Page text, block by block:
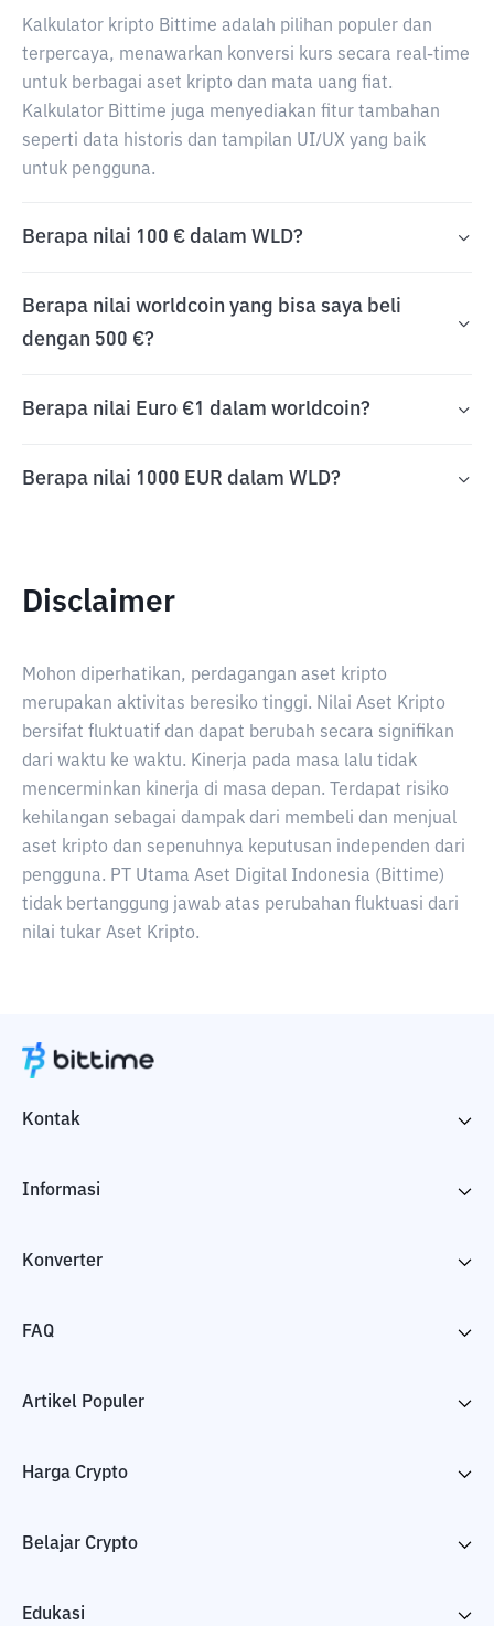
Kalkulator kripto Bittime adalah pilihan populer dan
terpercaya, menawarkan konversi kurs secara real-time
untuk berbagai aset kripto dan mata uang fiat.
Kalkulator Bittime juga menyediakan fitur tambahan
seperti data historis dan tampilan UI/UX yang baik
untuk pengguna.
Berapa nilai 100 € dalam WLD?
Berapa nilai worldcoin yang bisa saya beli
dengan 500 €?
Berapa nilai Euro €1 dalam worldcoin?
Berapa nilai 1000 EUR dalam WLD?
Disclaimer
Mohon diperhatikan, perdagangan aset kripto
merupakan aktivitas beresiko tinggi. Nilai Aset Kripto
bersifat fluktuatif dan dapat berubah secara signifikan
dari waktu ke waktu. Kinerja pada masa lalu tidak
mencerminkan kinerja di masa depan. Terdapat risiko
kehilangan sebagai dampak dari membeli dan menjual
aset kripto dan sepenuhnya keputusan independen dari
pengguna. PT Utama Aset Digital Indonesia (Bittime)
tidak bertanggung jawab atas perubahan fluktuasi dari
nilai tukar Aset Kripto.
Kontak
Informasi
Konverter
FAQ
Artikel Populer
Harga Crypto
Belajar Crypto
Edukasi